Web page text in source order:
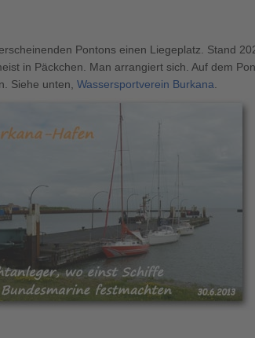
Pontons einen Liegeplatz. Stand
in Päckchen. Man arrangiert sich. Auf dem
Siehe unten, Wassersportverein Burkana